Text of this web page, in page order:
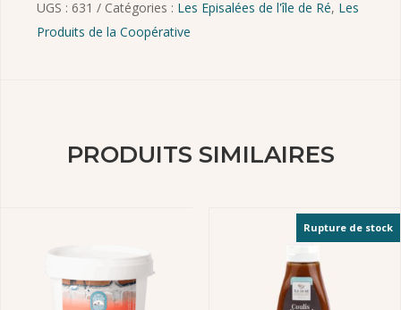
UGS : 631 Catégories : Les Episalées de l'île de Ré, Les
Produits de la Coopérative
PRODUITS SIMILAIRES
Rupture de stock